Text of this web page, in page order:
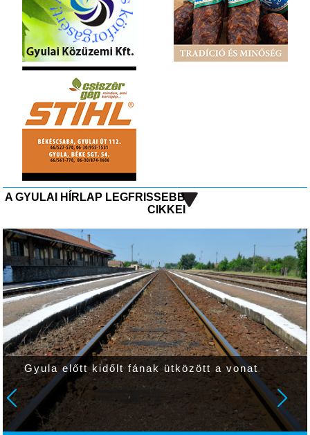
A GYULAI HÍRLAP LEGFRISSEBB
CIKKEI
Gyula előtt kidőlt fának ütközött a vonat